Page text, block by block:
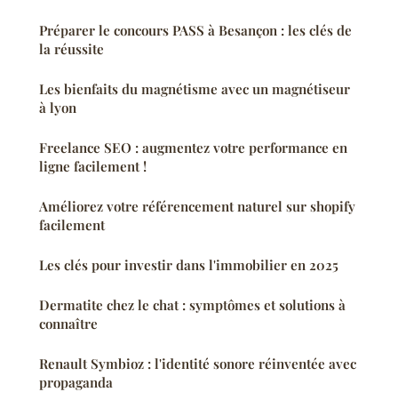
Préparer le concours PASS à Besançon : les clés de
la réussite
Les bienfaits du magnétisme avec un magnétiseur
à lyon
Freelance SEO : augmentez votre performance en
ligne facilement !
Améliorez votre référencement naturel sur shopify
facilement
Les clés pour investir dans l'immobilier en 2025
Dermatite chez le chat : symptômes et solutions à
connaître
Renault Symbioz : l'identité sonore réinventée avec
propaganda